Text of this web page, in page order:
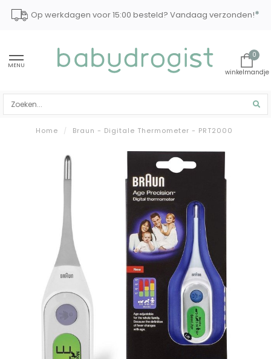
Op werkdagen voor 15:00 besteld? Vandaag verzonden!*
MENU
0
Home / Braun - Digitale Thermometer - PRT2000